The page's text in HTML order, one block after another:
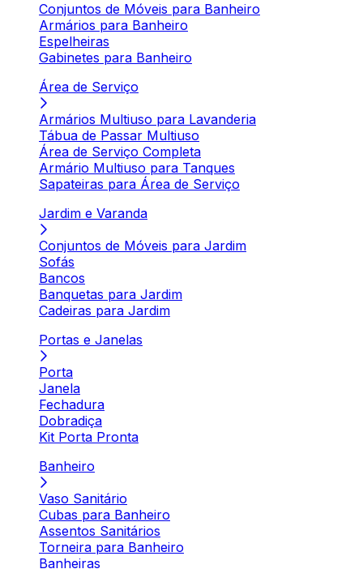
Conjuntos de Móveis para Banheiro
Armários para Banheiro
Espelheiras
Gabinetes para Banheiro
Área de Serviço
Armários Multiuso para Lavanderia
Tábua de Passar Multiuso
Área de Serviço Completa
Armário Multiuso para Tanques
Sapateiras para Área de Serviço
Jardim e Varanda
Conjuntos de Móveis para Jardim
Sofás
Bancos
Banquetas para Jardim
Cadeiras para Jardim
Portas e Janelas
Porta
Janela
Fechadura
Dobradiça
Kit Porta Pronta
Banheiro
Vaso Sanitário
Cubas para Banheiro
Assentos Sanitários
Torneira para Banheiro
Banheiras